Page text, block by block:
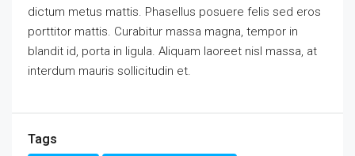
dictum metus mattis. Phasellus posuere felis sed eros
porttitor mattis. Curabitur massa magna, tempor in
blandit id, porta in ligula. Aliquam laoreet nisl massa, at
interdum mauris sollicitudin et.
Tags